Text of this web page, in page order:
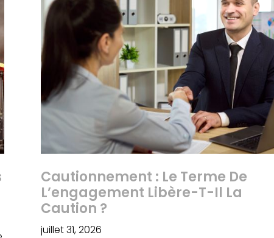
Cautionnement : Le Terme De
L’engagement Libère-T-Il La
Caution ?
juillet 31, 2026